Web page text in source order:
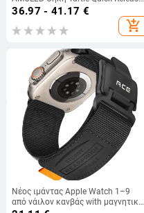
με αγκράφα και λουράκι τιτανίου
36.97 - 41.17 €
add_shopping_cart
Νέος ιμάντας Apple Watch 1–9
από νάιλον κανβάς with μαγνητικό